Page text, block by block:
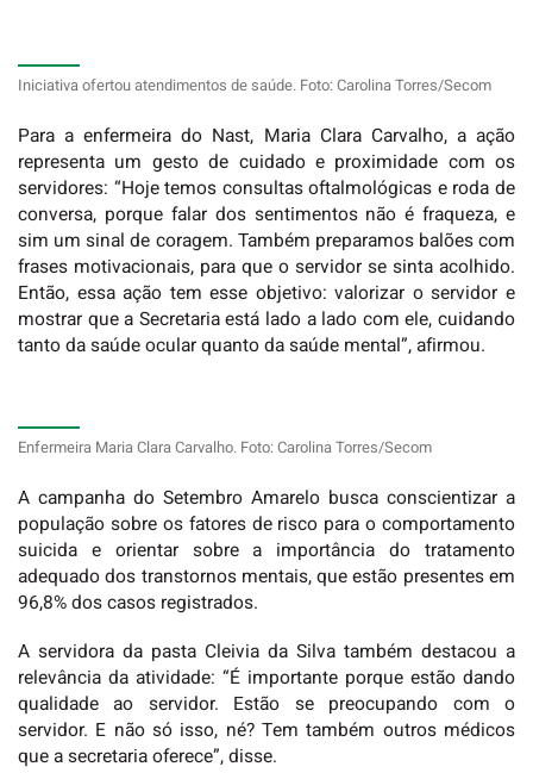
Iniciativa ofertou atendimentos de saúde. Foto: Carolina Torres/Secom
Para a enfermeira do Nast, Maria Clara Carvalho, a ação
representa um gesto de cuidado e proximidade com os
servidores: “Hoje temos consultas oftalmológicas e roda de
conversa, porque falar dos sentimentos não é fraqueza, e
sim um sinal de coragem. Também preparamos balões com
frases motivacionais, para que o servidor se sinta acolhido.
Então, essa ação tem esse objetivo: valorizar o servidor e
mostrar que a Secretaria está lado a lado com ele, cuidando
tanto da saúde ocular quanto da saúde mental”, afirmou.
Enfermeira Maria Clara Carvalho. Foto: Carolina Torres/Secom
A campanha do Setembro Amarelo busca conscientizar a
população sobre os fatores de risco para o comportamento
suicida e orientar sobre a importância do tratamento
adequado dos transtornos mentais, que estão presentes em
96,8% dos casos registrados.
A servidora da pasta Cleivia da Silva também destacou a
relevância da atividade: “É importante porque estão dando
qualidade ao servidor. Estão se preocupando com o
servidor. E não só isso, né? Tem também outros médicos
que a secretaria oferece”, disse.